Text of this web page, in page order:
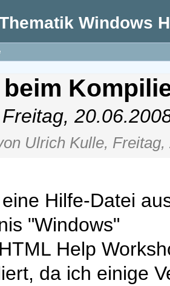
Windows
Freitag,
Ulrich Kulle, Freitag,
Hilfe-Datei
"Windows"
Help
da ich einige